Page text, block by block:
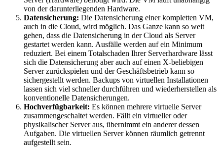
von der darunterliegenden Hardware.
Datensicherung: Die Datensicherung einer kompletten VM,
auch in die Cloud, wird möglich. Das Ganze kann so weit
gehen, dass die Datensicherung in der Cloud als Server
gestartet werden kann. Ausfälle werden auf ein Minimum
reduziert. Bei einem Totalschaden Ihrer Serverhardware lässt
sich die Datensicherung aber auch auf einen X-beliebigen
Server zurückspielen und der Geschäftsbetrieb kann so
sichergestellt werden. Backups von virtuellen Installationen
lassen sich viel schneller durchführen und wiederherstellen als
konventionelle Datensicherungen.
Hochverfügbarkeit: Es können mehrere virtuelle Server
zusammengeschaltet werden. Fällt ein virtueller oder
physikalischer Server aus, übernimmt ein anderer dessen
Aufgaben. Die virtuellen Server können räumlich getrennt
aufgestellt sein.